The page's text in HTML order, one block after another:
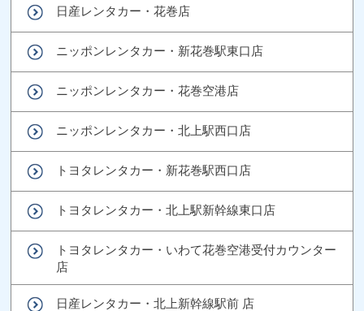
日産レンタカー・花巻店
ニッポンレンタカー・新花巻駅東口店
ニッポンレンタカー・花巻空港店
ニッポンレンタカー・北上駅西口店
トヨタレンタカー・新花巻駅西口店
トヨタレンタカー・北上駅新幹線東口店
トヨタレンタカー・いわて花巻空港受付カウンター
店
日産レンタカー・北上新幹線駅前 店